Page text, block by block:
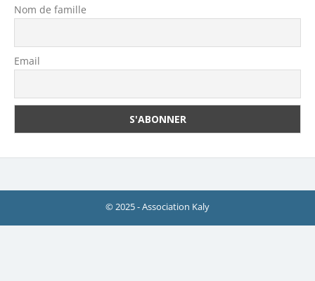
Nom de famille
Email
© 2025 - Association Kaly